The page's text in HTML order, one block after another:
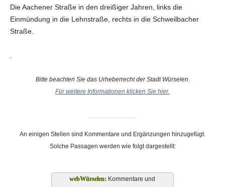
Die Aachener Straße in den dreißiger Jahren, links die
Einmündung in die Lehnstraße, rechts in die Schweilbacher
Straße.
Bitte beachten Sie das Urheberrecht der Stadt Würselen.
Für weitere Informationen klicken Sie hier.
An einigen Stellen sind Kommentare und Ergänzungen hinzugefügt.
Solche Passagen werden wie folgt dargestellt:
Kommentare und